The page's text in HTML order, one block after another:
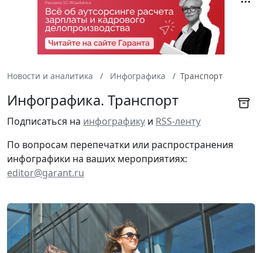
Новости и аналитика Инфографика Транспорт
Инфографика. Транспорт
Подписаться на инфографику и RSS-ленту
По вопросам перепечатки или распространения
инфографики на ваших мероприятиях:
editor@garant.ru